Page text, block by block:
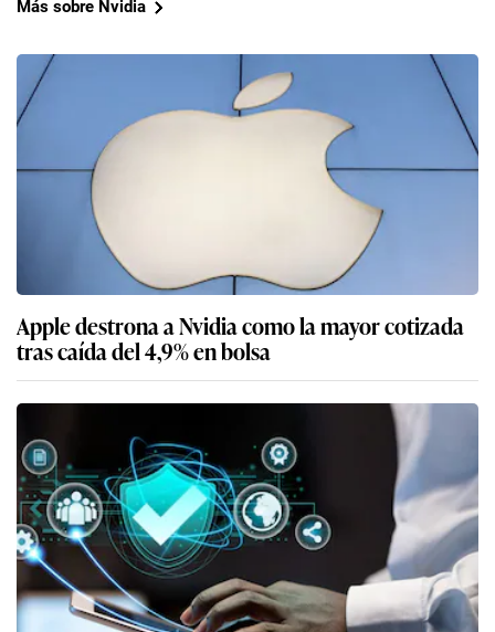
Más sobre Nvidia
Apple destrona a Nvidia como la mayor cotizada
tras caída del 4,9% en bolsa